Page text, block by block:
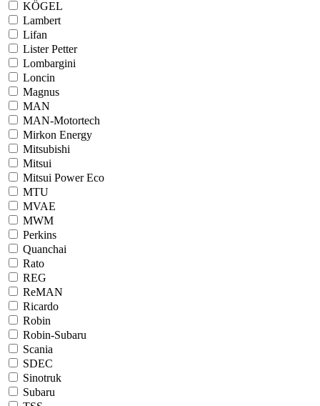
KÖGEL
Lambert
Lifan
Lister Petter
Lombargini
Loncin
Magnus
MAN
MAN-Motortech
Mirkon Energy
Mitsubishi
Mitsui
Mitsui Power Eco
MTU
MVAE
MWM
Perkins
Quanchai
Rato
REG
ReMAN
Ricardo
Robin
Robin-Subaru
Scania
SDEC
Sinotruk
Subaru